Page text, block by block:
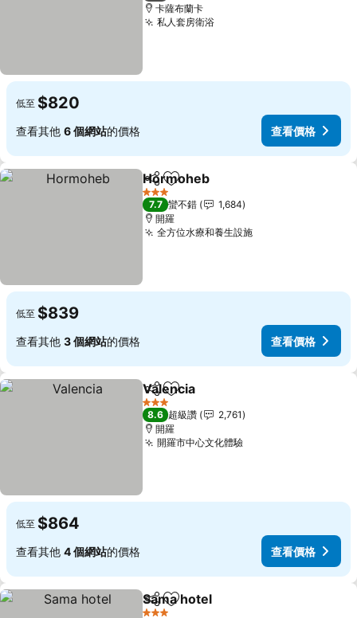
卡薩布蘭卡
私人套房衛浴查看價格
低至 $820
查看其他 6 個網站的價格 查看價格
分享 加入我的最愛
Hormoheb
3 星級
7.7 蠻不錯
1,684
開羅
全方位水療和養生設施查看價格
低至 $839
查看其他 3 個網站的價格 查看價格
分享 加入我的最愛
Valencia
3 星級
8.6 超級讚
2,761
開羅
開羅市中心文化體驗查看價格
低至 $864
查看其他 4 個網站的價格 查看價格
分享 加入我的最愛
Sama hotel